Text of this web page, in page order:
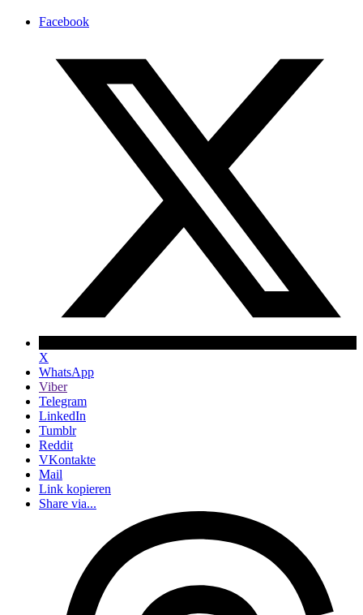
Facebook
X
WhatsApp
Viber
Telegram
LinkedIn
Tumblr
Reddit
VKontakte
Mail
Link kopieren
Share via...